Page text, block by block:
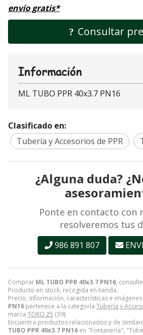
envío gratis*
Consultar
Comprar ML TUBO PPR 40x3.7 PN16,
Producto en stock, recogida en tienda.
Precio, información, características e
PN16 pertenece a la categoría Tubería y
marca TORO 25 (39).
Encuentra productos relacionados y de
TUBO PPR 40x3.7 PN16 en "Fontanería",
Información
ML TUBO PPR 40x3.7 PN16
Clasificado en:
Tubería y Accesorios de PPR
¿Alguna duda?
Ponte en contacto con
resolveremos tus
986 891 807